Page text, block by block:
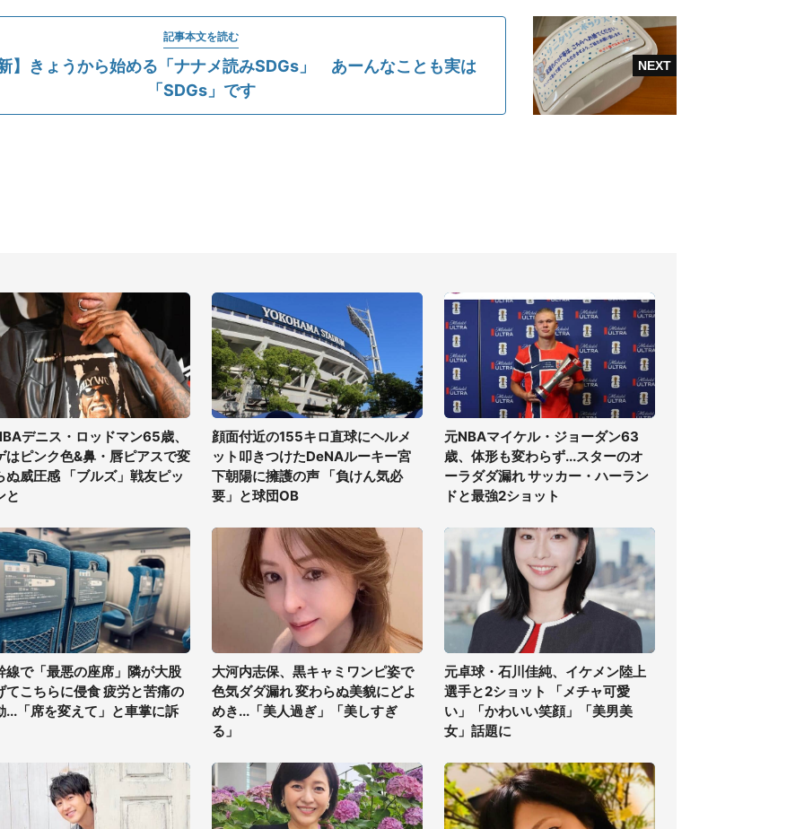
記事本文を読む
】きょうから始める「ナナメ読みSDGs」 あーんなことも実は
「SDGs」です
デニス・ロッドマン65歳、
はピンク色&鼻・唇ピアスで変
ぬ威圧感 「ブルズ」戦友ピッ
と
顔面付近の155キロ直球にヘルメ
ット叩きつけたDeNAルーキー宮
下朝陽に擁護の声 「負けん気必
要」と球団OB
元NBAマイケル・ジョーダン63
歳、体形も変わらず...スターのオ
ーラダダ漏れ サッカー・ハーラン
ドと最強2ショット
線で「最悪の座席」隣が大股
てこちらに侵食 疲労と苦痛の
...「席を変えて」と車掌に訴
大河内志保、黒キャミワンピ姿で
色気ダダ漏れ 変わらぬ美貌にどよ
めき...「美人過ぎ」「美しすぎ
る」
元卓球・石川佳純、イケメン陸上
選手と2ショット 「メチャ可愛
い」「かわいい笑顔」「美男美
女」話題に